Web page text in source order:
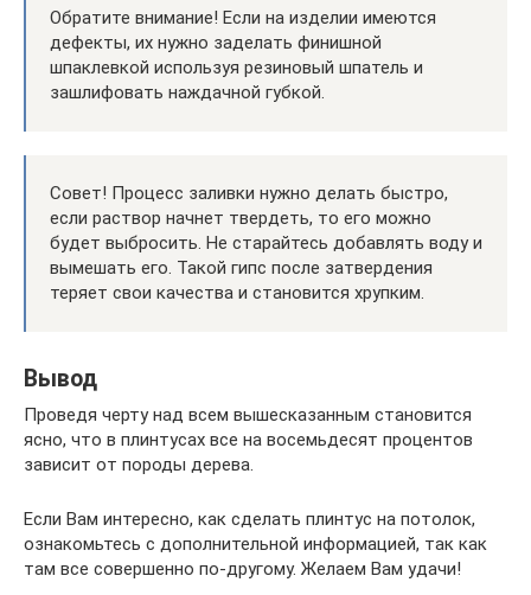
Обратите внимание! Если на изделии имеются
дефекты, их нужно заделать финишной
шпаклевкой используя резиновый шпатель и
зашлифовать наждачной губкой.
Совет! Процесс заливки нужно делать быстро,
если раствор начнет твердеть, то его можно
будет выбросить. Не старайтесь добавлять воду и
вымешать его. Такой гипс после затвердения
теряет свои качества и становится хрупким.
Вывод
Проведя черту над всем вышесказанным становится
ясно, что в плинтусах все на восемьдесят процентов
зависит от породы дерева.
Если Вам интересно, как сделать плинтус на потолок,
ознакомьтесь с дополнительной информацией, так как
там все совершенно по-другому. Желаем Вам удачи!